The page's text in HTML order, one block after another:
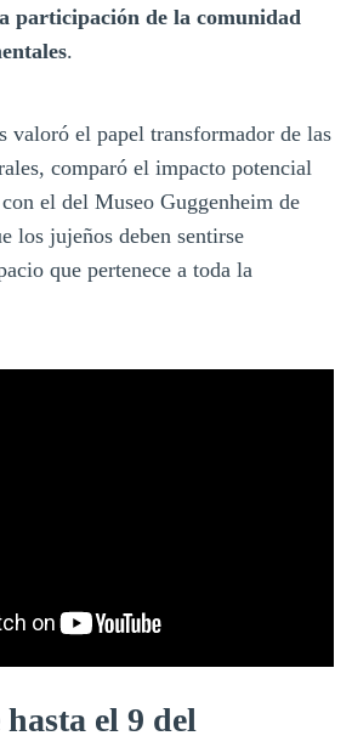
participación de la comunidad
.
valoró el papel transformador de las
comparó el impacto potencial
el del Museo Guggenheim de
los jujeños deben sentirse
que pertenece a toda la
el 9 del